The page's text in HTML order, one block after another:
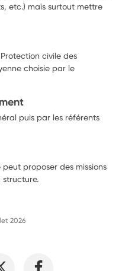
etc.) mais surtout mettre
civile des
choisie par le
puis par les référents
proposer des missions
2026